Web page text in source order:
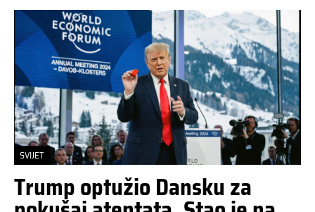
SVIJET
Trump optužio Dansku za